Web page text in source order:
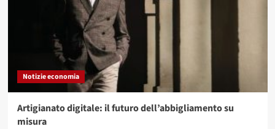
Notizie economia
Artigianato digitale: il futuro dell’abbigliamento su
misura